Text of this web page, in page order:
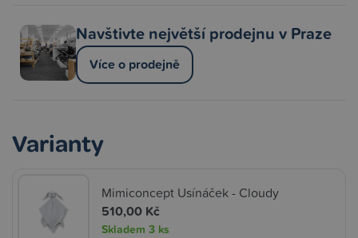
Navštivte největší prodejnu v Praze
Více o prodejně
Varianty
Mimiconcept Usínáček - Cloudy
510,00 Kč
Skladem 3 ks